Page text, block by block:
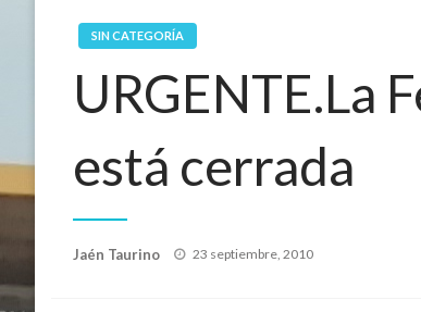
SIN CATEGORÍA
URGENTE.La
está cerrada
Jaén Taurino
Publicado
23 septiembre, 2010